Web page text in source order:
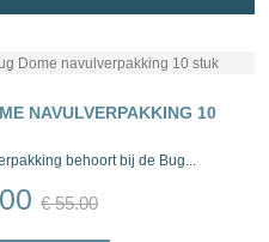
NAVULVERPAKKING 10
behoort bij de Bug...
€ 55.00